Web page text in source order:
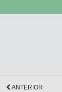
ANTERIOR